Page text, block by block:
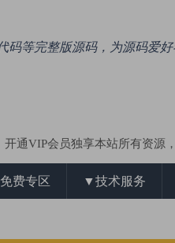
码等完整版源码，为源码爱
开通VIP会员独享本站所有资源
免费专区 ▼技术服务